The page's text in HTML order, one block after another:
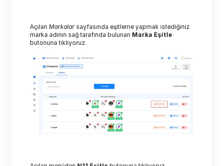
Açılan Markalar sayfasında eşitleme yapmak istediğiniz
marka adının sağ tarafında bulunan Marka Eşitle
butonuna tıklıyoruz.